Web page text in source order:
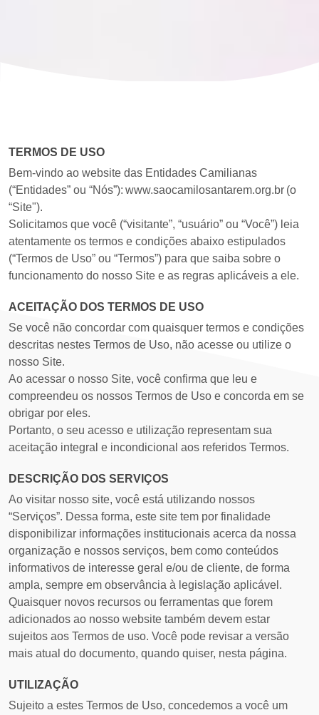
TERMOS DE USO
Bem-vindo ao website das Entidades Camilianas
(“Entidades” ou “Nós”): ​​www.saocamilosantarem.org.br (o
“Site").
Solicitamos que você (“visitante”, “usuário” ou “Você”) leia
atentamente os termos e condições abaixo estipulados
(“Termos de Uso” ou “Termos”) para que saiba sobre o
funcionamento do nosso Site e as regras aplicáveis a ele.
ACEITAÇÃO DOS TERMOS DE USO
Se você não concordar com quaisquer termos e condições
descritas nestes Termos de Uso, não acesse ou utilize o
nosso Site.
Ao acessar o nosso Site, você confirma que leu e
compreendeu os nossos Termos de Uso e concorda em se
obrigar por eles.
Portanto, o seu acesso e utilização representam sua
aceitação integral e incondicional aos referidos Termos.
DESCRIÇÃO DOS SERVIÇOS
Ao visitar nosso site, você está utilizando nossos
“Serviços”. Dessa forma, este site tem por finalidade
disponibilizar informações institucionais acerca da nossa
organização e nossos serviços, bem como conteúdos
informativos de interesse geral e/ou de cliente, de forma
ampla, sempre em observância à legislação aplicável.
Quaisquer novos recursos ou ferramentas que forem
adicionados ao nosso website também devem estar
sujeitos aos Termos de uso. Você pode revisar a versão
mais atual do documento, quando quiser, nesta página.
UTILIZAÇÃO
Sujeito a estes Termos de Uso, concedemos a você um